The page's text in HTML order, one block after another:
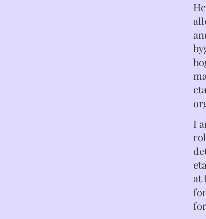
I
at